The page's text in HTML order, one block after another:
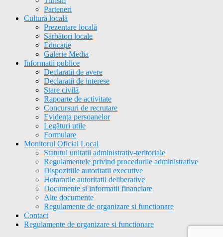
Parteneri
Cultură locală
Prezentare locală
Sărbători locale
Educație
Galerie Media
Informatii publice
Declaratii de avere
Declaratii de interese
Stare civilă
Rapoarte de activitate
Concursuri de recrutare
Evidența persoanelor
Legături utile
Formulare
Monitorul Oficial Local
Statutul unitatii administrativ-teritoriale
Regulamentele privind procedurile administrative
Dispozitiile autoritatii executive
Hotararile autoritatii deliberative
Documente si informatii financiare
Alte documente
Regulamente de organizare si functionare
Contact
Regulamente de organizare si functionare